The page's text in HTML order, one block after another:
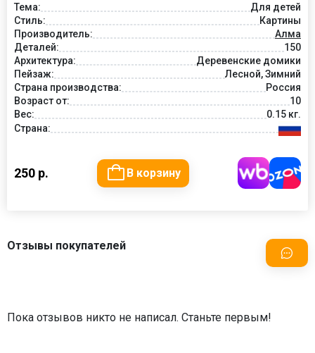
Тема:
Для детей
Стиль:
Картины
Производитель:
Алма
Деталей:
150
Архитектура:
Деревенские домики
Пейзаж:
Лесной, Зимний
Страна производства:
Россия
Возраст от:
10
Вес:
0.15 кг.
Страна:
250 р. В корзину
Отзывы покупателей
Пока отзывов никто не написал. Станьте первым!